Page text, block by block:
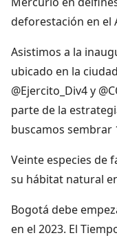
deforestación en el
Asistimos a la
ubicado en la
@Ejercito_Div4 y
parte de la
buscamos sembrar
Veinte especies de
su hábitat natural
Bogotá debe
en el 2023. El